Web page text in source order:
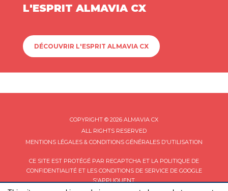
L'ESPRIT ALMAVIA CX
DÉCOUVRIR L'ESPRIT ALMAVIA CX
COPYRIGHT © 2026 ALMAVIA CX
ALL RIGHTS RESERVED
MENTIONS LÉGALES & CONDITIONS GÉNÉRALES D'UTILISATION
CE SITE EST PROTÉGÉ PAR RECAPTCHA ET LA POLITIQUE DE
CONFIDENTIALITÉET LES CONDITIONS DE SERVICEDE GOOGLE
S'APPLIQUENT.